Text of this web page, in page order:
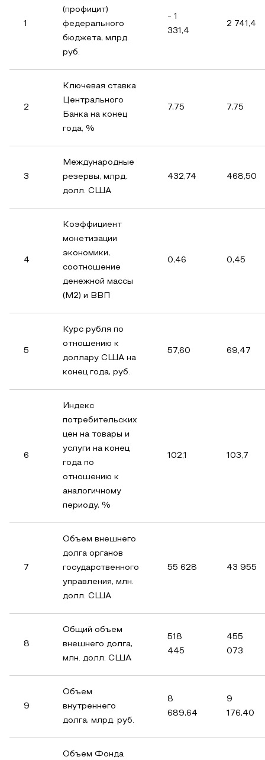
1
(профицит)
федерального
бюджета, млрд.
руб.
- 1
331,4
2 741,4
2
Ключевая ставка
Центрального
Банка на конец
года, %
7,75 7,75
3
Международные
резервы, млрд.
долл. США
432,74 468,50
4
Коэффициент
монетизации
экономики,
соотношение
денежной массы
(М2) и ВВП
0,46 0,45
5
Курс рубля по
отношению к
доллару США на
конец года, руб.
57,60 69,47
6
Индекс
потребительских
цен на товары и
услуги на конец
года по
отношению к
аналогичному
периоду, %
102,1 103,7
7
Объем внешнего
долга органов
государственного
управления, млн.
долл. США
55 628 43 955
8
Общий объем
внешнего долга,
млн. долл. США
518
445
455
073
9
Объем
внутреннего
долга, млрд. руб.
8
689,64
9
176,40
Объем Фонда